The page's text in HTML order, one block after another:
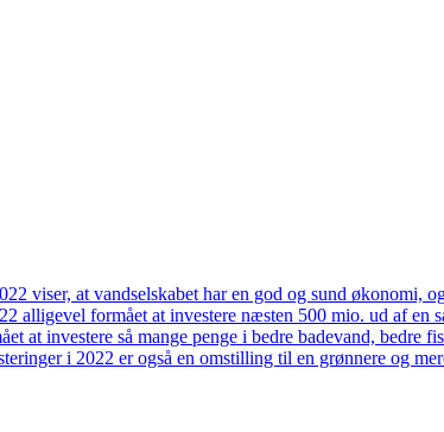
viser, at vandselskabet har en god og sund
alligevel formået at investere næsten 500 mio. ud af
at investere så mange penge i bedre badevand,
i 2022 er også en omstilling til en grønnere og